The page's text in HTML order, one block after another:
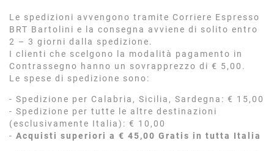
Le spedizioni avvengono tramite Corriere Espresso
BRT Bartolini e la consegna avviene di solito entro
2 – 3 giorni dalla spedizione.
I clienti che scelgono la modalità pagamento in
Contrassegno hanno un sovrapprezzo di € 5,00.
Le spese di spedizione sono:
- Spedizione per Calabria, Sicilia, Sardegna: € 15,00
- Spedizione per tutte le altre destinazioni
(esclusivamente Italia): € 10,00
- Acquisti superiori a € 45,00 Gratis in tutta Italia